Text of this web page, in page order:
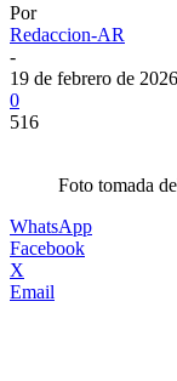
Por
Redaccion-AR
-
19 de febrero de 2026
0
516
Foto tomada
WhatsApp
Facebook
X
Email